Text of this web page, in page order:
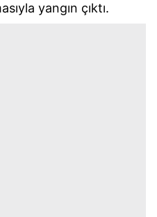
yangın çıktı.